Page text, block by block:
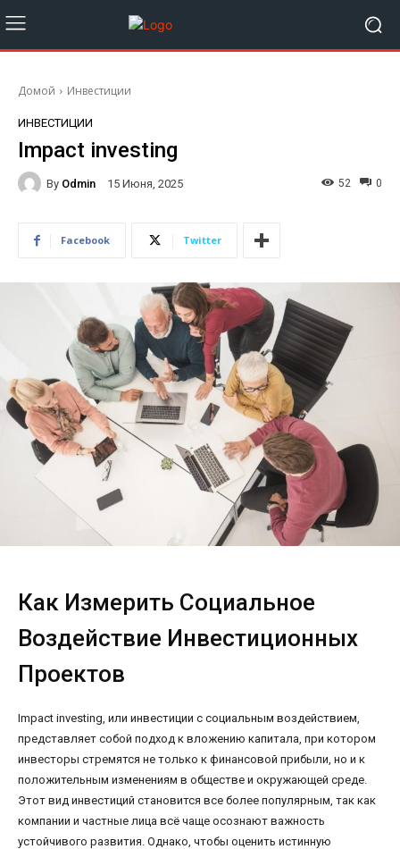
Домой Инвестиции
ИНВЕСТИЦИИ
Impact investing
By Odmin 15 Июня, 2025 0
52
Facebook Twitter
Как Измерить Социальное
Воздействие Инвестиционных
Проектов
Impact investing, или инвестиции с социальным воздействием,
представляет собой подход к вложению капитала, при котором
инвесторы стремятся не только к финансовой прибыли, но и к
положительным изменениям в обществе и окружающей среде.
Этот вид инвестиций становится все более популярным, так как
компании и частные лица всё чаще осознают важность
устойчивого развития. Однако, чтобы оценить истинную